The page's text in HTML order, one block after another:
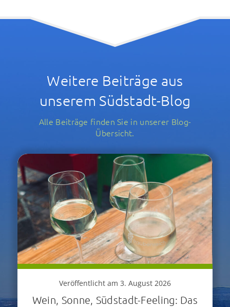
Weitere Beiträge aus
unserem Südstadt-Blog
Alle Beiträge finden Sie in unserer Blog-
Übersicht.
Veröffentlicht am 3. August 2026
Wein, Sonne, Südstadt-Feeling: Das